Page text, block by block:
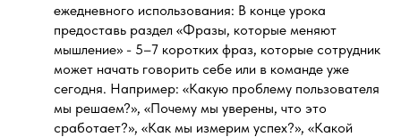
ежедневного использования: В конце урока
предоставь раздел «Фразы, которые меняют
мышление» - 5–7 коротких фраз, которые сотрудник
может начать говорить себе или в команде уже
сегодня. Например: «Какую проблему пользователя
мы решаем?», «Почему мы уверены, что это
сработает?», «Как мы измерим успех?», «Какой